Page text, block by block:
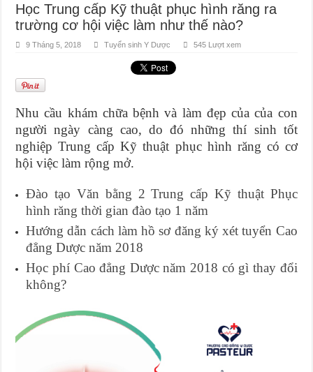
Học Trung cấp Kỹ thuật phục hình răng ra
trường cơ hội việc làm như thế nào?
9 Tháng 5, 2018 Tuyển sinh Y Dược 545 Lượt xem
Nhu cầu khám chữa bệnh và làm đẹp của của con
người ngày càng cao, do đó những thí sinh tốt
nghiệp Trung cấp Kỹ thuật phục hình răng có cơ
hội việc làm rộng mở.
Đào tạo Văn bằng 2 Trung cấp Kỹ thuật Phục
hình răng thời gian đào tạo 1 năm
Hướng dẫn cách làm hồ sơ đăng ký xét tuyển Cao
đẳng Dược năm 2018
Học phí Cao đẳng Dược năm 2018 có gì thay đổi
không?